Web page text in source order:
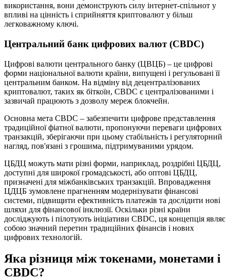
використання, вони демонструють силу інтернет-спільнот у
впливі на цінність і сприйняття криптовалют у більш
легковажному ключі.
Центральний банк цифрових валют (CBDC)
Цифрові валюти центрального банку (ЦВЦБ) – це цифрові
форми національної валюти країни, випущені і регульовані її
центральним банком. На відміну від децентралізованих
криптовалют, таких як біткоїн, CBDC є централізованими і
зазвичай працюють з дозволу мереж блокчейн.
Основна мета CBDC – забезпечити цифрове представлення
традиційної фіатної валюти, пропонуючи переваги цифрових
транзакцій, зберігаючи при цьому стабільність і регуляторний
нагляд, пов'язані з грошима, підтримуваними урядом.
ЦБДЦ можуть мати різні форми, наприклад, роздрібні ЦБДЦ,
доступні для широкої громадськості, або оптові ЦБДЦ,
призначені для міжбанківських транзакцій. Впровадження
ЦДЦБ зумовлене прагненням модернізувати фінансові
системи, підвищити ефективність платежів та дослідити нові
шляхи для фінансової інклюзії. Оскільки різні країни
досліджують і пілотують ініціативи CBDC, ця концепція являє
собою значний перетин традиційних фінансів і нових
цифрових технологій.
Яка різниця між токенами, монетами і
CBDC?